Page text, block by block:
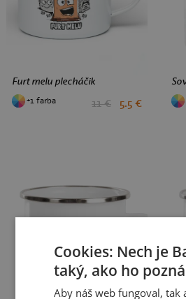
Furt melu plecháčik
+1 farba 11 € 5.5 €
Cookies: Nech je
taký, ako ho
Aby náš web fungoval, tak